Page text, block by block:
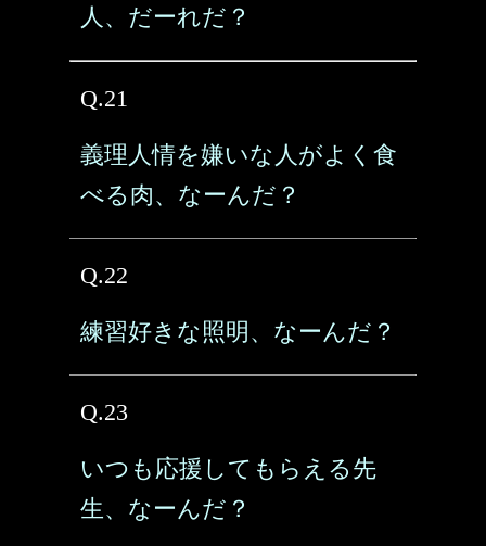
人、だーれだ？
Q.21
義理人情を嫌いな人がよく食
べる肉、なーんだ？
Q.22
練習好きな照明、なーんだ？
Q.23
いつも応援してもらえる先
生、なーんだ？